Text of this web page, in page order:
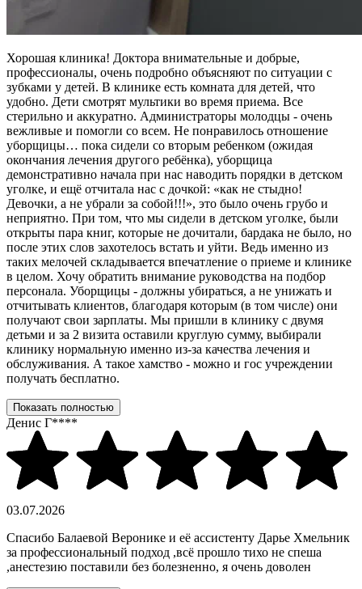
Хорошая клиника! Доктора внимательные и добрые,
профессионалы, очень подробно объясняют по ситуации с
зубками у детей. В клинике есть комната для детей, что
удобно. Дети смотрят мультики во время приема. Все
стерильно и аккуратно. Администраторы молодцы - очень
вежливые и помогли со всем. Не понравилось отношение
уборщицы… пока сидели со вторым ребенком (ожидая
окончания лечения другого ребёнка), уборщица
демонстративно начала при нас наводить порядки в детском
уголке, и ещё отчитала нас с дочкой: «как не стыдно!
Девочки, а не убрали за собой!!!», это было очень грубо и
неприятно. При том, что мы сидели в детском уголке, были
открыты пара книг, которые не дочитали, бардака не было, но
после этих слов захотелось встать и уйти. Ведь именно из
таких мелочей складывается впечатление о приеме и клинике
в целом. Хочу обратить внимание руководства на подбор
персонала. Уборщицы - должны убираться, а не унижать и
отчитывать клиентов, благодаря которым (в том числе) они
получают свои зарплаты. Мы пришли в клинику с двумя
детьми и за 2 визита оставили круглую сумму, выбирали
клинику нормальную именно из-за качества лечения и
обслуживания. А такое хамство - можно и гос учреждении
получать бесплатно.
Показать полностью
Денис Г****
03.07.2026
Спасибо Балаевой Веронике и её ассистенту Дарье Хмельник
за профессиональный подход ,всё прошло тихо не спеша
,анестезию поставили без болезненно, я очень доволен